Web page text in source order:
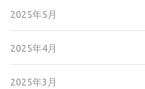
2025年5月
2025年4月
2025年3月